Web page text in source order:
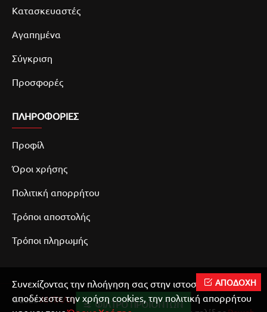
Κατασκευαστές
Αγαπημένα
Σύγκριση
Προσφορές
ΠΛΗΡΟΦΟΡΙΕΣ
Προφίλ
Όροι χρήσης
Πολιτική απορρήτου
Τρόποι αποστολής
Τρόποι πληρωμής
©2025ΑΝΤΑΛΛΑΚΤΙΚΑ ΜΟΤΟΝΚΜΟΤΟ
ΑΠΟΔΟΧΗ
Συνεχίζοντας την πλοήγηση σας στην ιστοσελίδα μας
αποδέχεστε την χρήση cookies, την πολιτική απορρήτου
ΦΊΛΤΡΟ ΠΡΟΪΌΝΤΩΝ